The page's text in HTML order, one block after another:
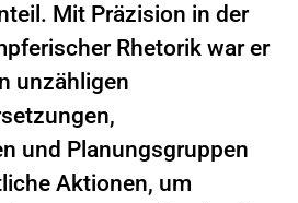
Mit Präzision in der
Rhetorik war er
unzähligen
und Planungsgruppen
Aktionen, um